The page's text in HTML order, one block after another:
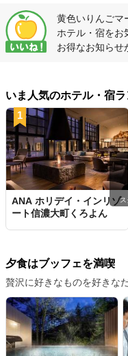
黄色いりんごマ
ホテル・宿をお
お得なお知らせ
いま人気のホテル・宿
1
ANA ホリデイ・インリゾ
ート信濃大町くろよん
ス
夕食はブッフェを満喫
贅沢に好きなものを好きな